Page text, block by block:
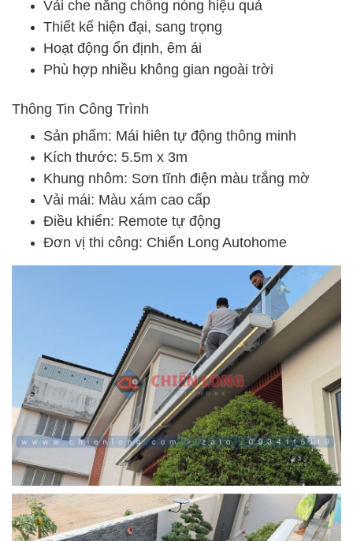
Vải che nắng chống nóng hiệu quả
Thiết kế hiện đại, sang trọng
Hoạt động ổn định, êm ái
Phù hợp nhiều không gian ngoài trời
Thông Tin Công Trình
Sản phẩm: Mái hiên tự động thông minh
Kích thước: 5.5m x 3m
Khung nhôm: Sơn tĩnh điện màu trắng mờ
Vải mái: Màu xám cao cấp
Điều khiển: Remote tự động
Đơn vị thi công: Chiến Long Autohome